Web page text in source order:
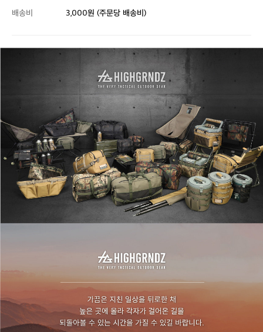
배송비
3,000원 (주문당 배송비)